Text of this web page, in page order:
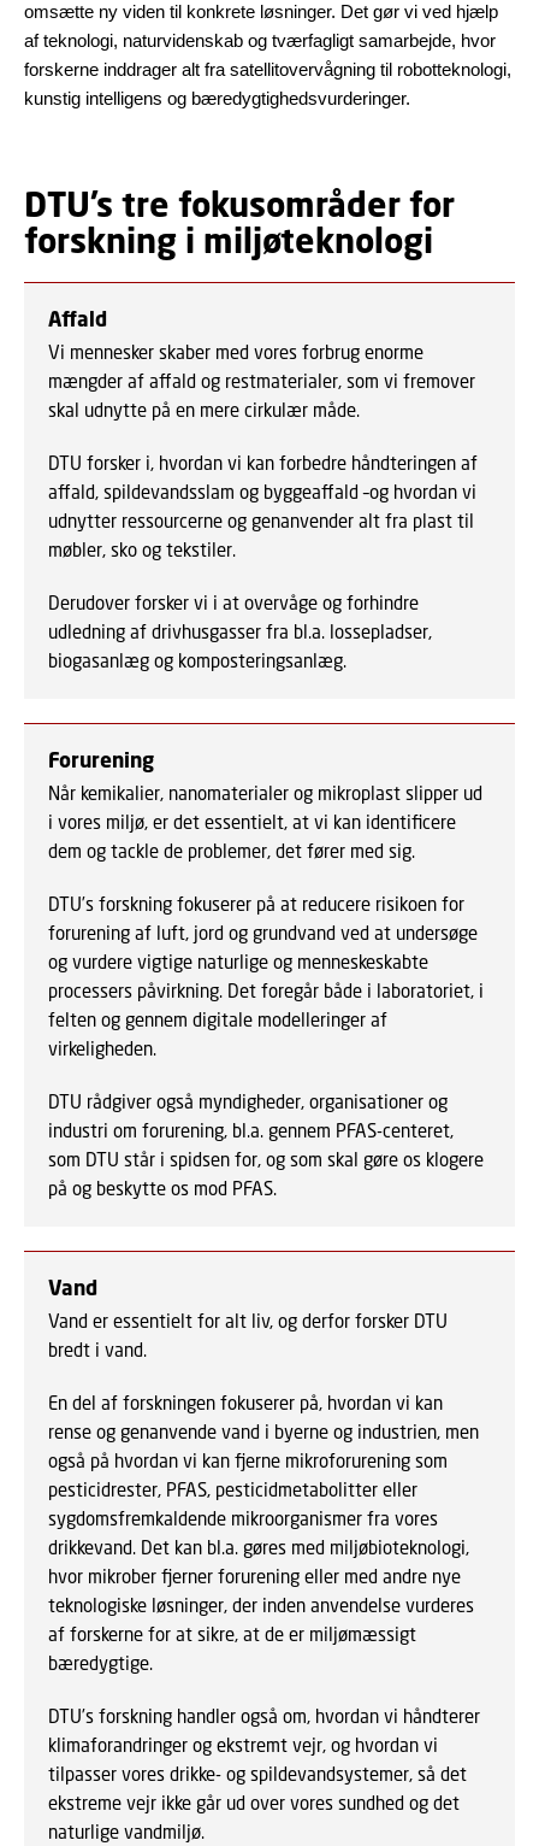
omsætte ny viden til konkrete løsninger. Det gør vi ved hjælp
af teknologi, naturvidenskab og tværfagligt samarbejde, hvor
forskerne inddrager alt fra satellitovervågning til robotteknologi,
kunstig intelligens og bæredygtighedsvurderinger.
DTU’s tre fokusområder for
forskning i miljøteknologi
Affald
Vi mennesker skaber med vores forbrug enorme
mængder af affald og restmaterialer, som vi fremover
skal udnytte på en mere cirkulær måde.
DTU forsker i, hvordan vi kan forbedre håndteringen af
affald, spildevandsslam og byggeaffald –og hvordan vi
udnytter ressourcerne og genanvender alt fra plast til
møbler, sko og tekstiler.
Derudover forsker vi i at overvåge og forhindre
udledning af drivhusgasser fra bl.a. lossepladser,
biogasanlæg og komposteringsanlæg.
Forurening
Når kemikalier, nanomaterialer og mikroplast slipper ud
i vores miljø, er det essentielt, at vi kan identificere
dem og tackle de problemer, det fører med sig.
DTU’s forskning fokuserer på at reducere risikoen for
forurening af luft, jord og grundvand ved at undersøge
og vurdere vigtige naturlige og menneskeskabte
processers påvirkning. Det foregår både i laboratoriet, i
felten og gennem digitale modelleringer af
virkeligheden.
DTU rådgiver også myndigheder, organisationer og
industri om forurening, bl.a. gennem PFAS-centeret,
som DTU står i spidsen for, og som skal gøre os klogere
på og beskytte os mod PFAS.
Vand
Vand er essentielt for alt liv, og derfor forsker DTU
bredt i vand.
En del af forskningen fokuserer på, hvordan vi kan
rense og genanvende vand i byerne og industrien, men
også på hvordan vi kan fjerne mikroforurening som
pesticidrester, PFAS, pesticidmetabolitter eller
sygdomsfremkaldende mikroorganismer fra vores
drikkevand. Det kan bl.a. gøres med miljøbioteknologi,
hvor mikrober fjerner forurening eller med andre nye
teknologiske løsninger, der inden anvendelse vurderes
af forskerne for at sikre, at de er miljømæssigt
bæredygtige.
DTU’s forskning handler også om, hvordan vi håndterer
klimaforandringer og ekstremt vejr, og hvordan vi
tilpasser vores drikke- og spildevandsystemer, så det
ekstreme vejr ikke går ud over vores sundhed og det
naturlige vandmiljø.